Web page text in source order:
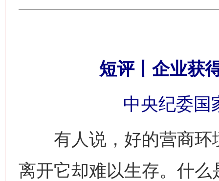
短评丨企业获
中央纪委国
有人说，好的营商环
离开它却难以生存。什么